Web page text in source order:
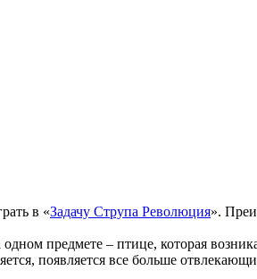
в «Задачу Струпа Революция».
предмете – птице, которая
появляется все больше